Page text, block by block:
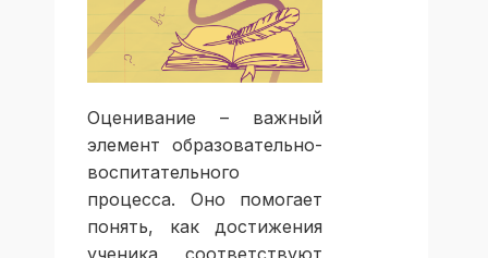
Оценивание – важный
элемент образовательно-
воспитательного
процесса. Оно помогает
понять, как достижения